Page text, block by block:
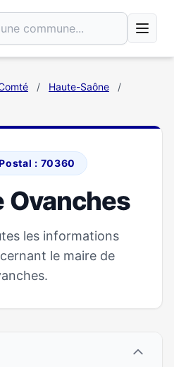
/ Haute-Saône
/
: 70360
Ovanches
les informations
le maire de